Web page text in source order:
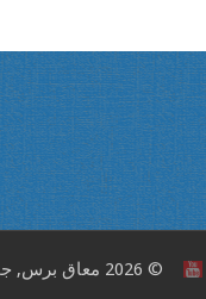
© 2026 معاق برس, جميع حقوق النشر محفوظة.